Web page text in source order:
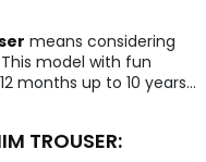
means considering
model with fun
months up to 10 years
TROUSER: